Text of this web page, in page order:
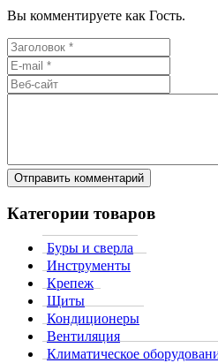
Вы комментируете как Гость.
Категории товаров
Буры и сверла
Инструменты
Крепеж
Щиты
Кондиционеры
Вентиляция
Климатическое